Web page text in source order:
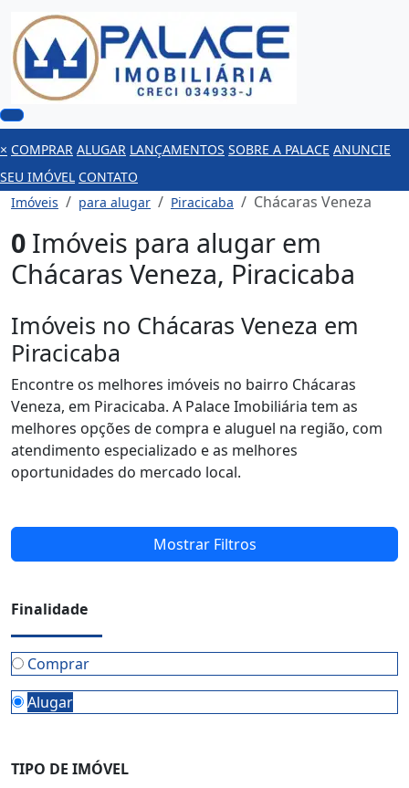
× COMPRAR ALUGAR LANÇAMENTOS SOBRE A PALACE ANUNCIE
SEU IMÓVEL CONTATO
Imóveis
para alugar Piracicaba Chácaras Veneza
0 Imóveis para alugar em
Chácaras Veneza, Piracicaba
Imóveis no Chácaras Veneza em
Piracicaba
Encontre os melhores imóveis no bairro Chácaras
Veneza, em Piracicaba. A Palace Imobiliária tem as
melhores opções de compra e aluguel na região, com
atendimento especializado e as melhores
oportunidades do mercado local.
Mostrar Filtros
Finalidade
Comprar
Alugar
TIPO DE IMÓVEL